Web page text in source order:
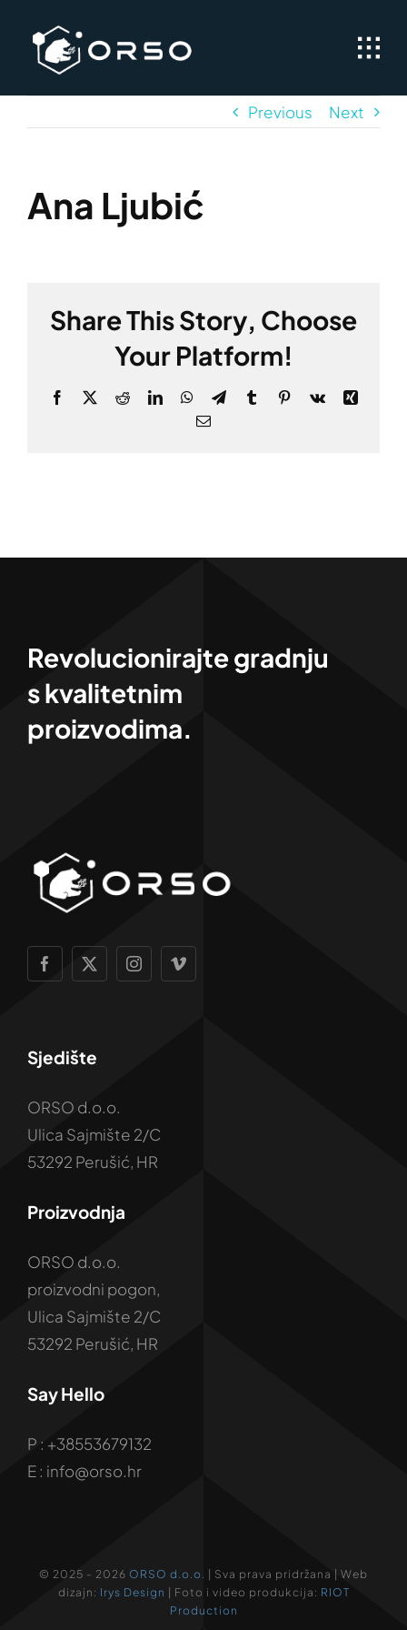
content
Previous Next
Ana Ljubić
Share This Story, Choose
Your Platform!
Facebook
X RedditLinkedInWhatsApp
TelegramTumblrPinterest
Vk
Xing
Email
Revolucionirajte gradnju
s kvalitetnim
proizvodima.
Sjedište
ORSO d.o.o.
Ulica Sajmište 2/C
53292 Perušić, HR
Proizvodnja
ORSO d.o.o.
proizvodni pogon,
Ulica Sajmište 2/C
53292 Perušić, HR
Say Hello
P : +38553679132
E : info@orso.hr
© 2025 - 2026 ORSO d.o.o.
| Sva prava pridržana | Web
dizajn: Irys Design | Foto i video produkcija: RIOT
Production